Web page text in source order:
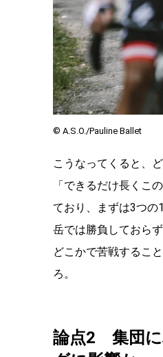
©︎ A.S.O./Pauline Ballet
こうなってくると、
「できるだけ長くこ
ており、まずは3つの1
岳では勝負しておら
どこかで苦戦するこ
ろ。
論点2 集団に